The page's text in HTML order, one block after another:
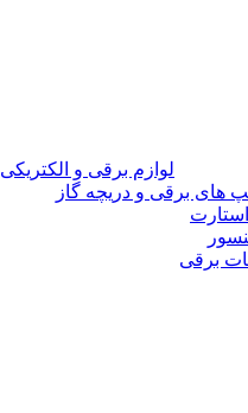
لوازم برقی و الکتریکی
های برقی و دریچه گاز
استارت
برقی